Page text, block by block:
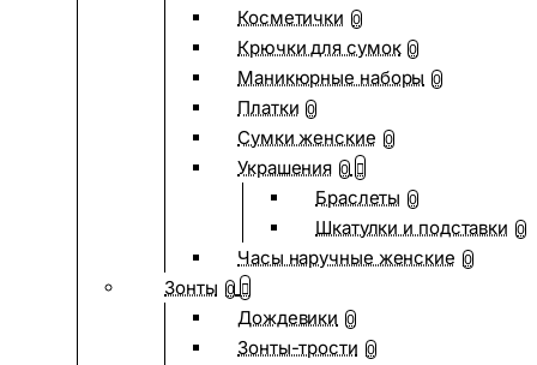
Косметички 0
Крючки для сумок 0
Маникюрные наборы 0
Платки 0
Сумки женские 0
Украшения 0
Браслеты 0
Шкатулки и подставки 0
Часы наручные женские 0
Зонты 0
Дождевики 0
Зонты-трости 0